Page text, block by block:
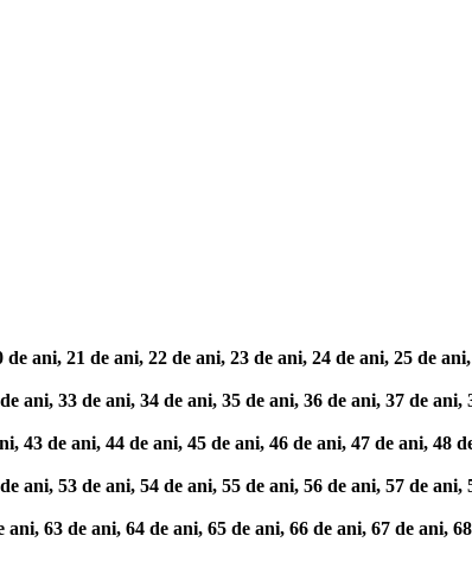
ani, 21 de ani, 22 de ani, 23 de ani, 24 de ani, 25 de
33 de ani, 34 de ani, 35 de ani, 36 de ani, 37 de ani,
de ani, 44 de ani, 45 de ani, 46 de ani, 47 de ani, 48
53 de ani, 54 de ani, 55 de ani, 56 de ani, 57 de ani,
63 de ani, 64 de ani, 65 de ani, 66 de ani, 67 de ani,